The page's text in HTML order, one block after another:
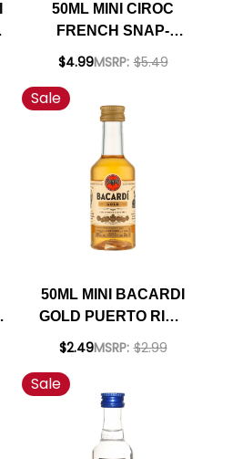
50ML MINI CIROC
FRENCH SNAP-
FROST GRAPE
$4.99MSRP: $5.49
Sale
50ML MINI BACARDI
GOLD PUERTO RICO
$2.49MSRP: $2.99
Sale